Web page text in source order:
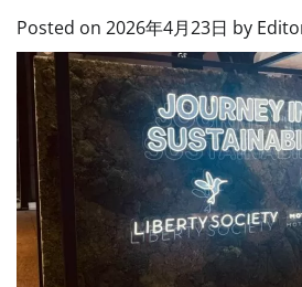
Posted on 2026年4月23日 by